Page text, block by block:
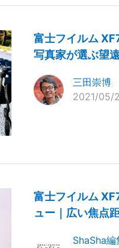
富士フイルム
写真家が選ぶ望
三田崇博
2021/05/
富士フイルム
ュー｜広い焦点
ShaSha編